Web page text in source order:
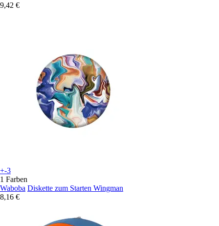
9,42 €
+-3
1 Farben
Waboba Diskette zum Starten Wingman
8,16 €